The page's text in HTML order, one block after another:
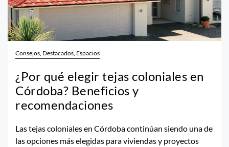
Consejos, Destacados, Espacios
¿Por qué elegir tejas coloniales en
Córdoba? Beneficios y
recomendaciones
Las tejas coloniales en Córdoba continúan siendo una de
las opciones más elegidas para viviendas y proyectos